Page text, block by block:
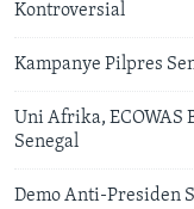
Kontroversial
Kampanye Pilpres
Uni Afrika, ECOWAS
Senegal
Demo Anti-Presiden